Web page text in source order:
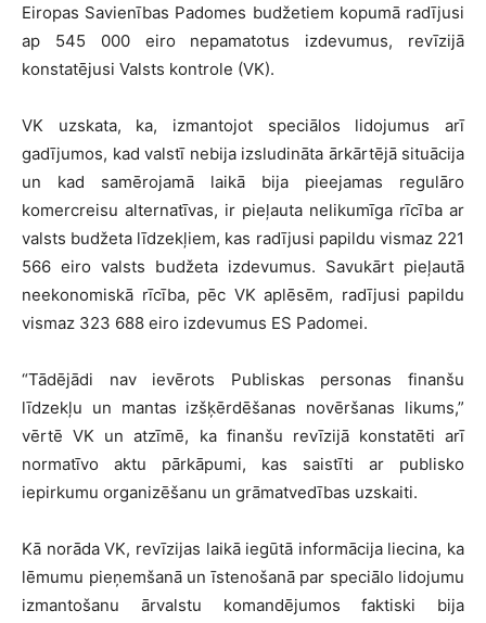
Eiropas Savienības Padomes budžetiem kopumā radījusi
ap 545 000 eiro nepamatotus izdevumus, revīzijā
konstatējusi Valsts kontrole (VK).
VK uzskata, ka, izmantojot speciālos lidojumus arī
gadījumos, kad valstī nebija izsludināta ārkārtējā situācija
un kad samērojamā laikā bija pieejamas regulāro
komercreisu alternatīvas, ir pieļauta nelikumīga rīcība ar
valsts budžeta līdzekļiem, kas radījusi papildu vismaz 221
566 eiro valsts budžeta izdevumus. Savukārt pieļautā
neekonomiskā rīcība, pēc VK aplēsēm, radījusi papildu
vismaz 323 688 eiro izdevumus ES Padomei.
“Tādējādi nav ievērots Publiskas personas finanšu
līdzekļu un mantas izšķērdēšanas novēršanas likums,”
vērtē VK un atzīmē, ka finanšu revīzijā konstatēti arī
normatīvo aktu pārkāpumi, kas saistīti ar publisko
iepirkumu organizēšanu un grāmatvedības uzskaiti.
Kā norāda VK, revīzijas laikā iegūtā informācija liecina, ka
lēmumu pieņemšanā un īstenošanā par speciālo lidojumu
izmantošanu ārvalstu komandējumos faktiski bija